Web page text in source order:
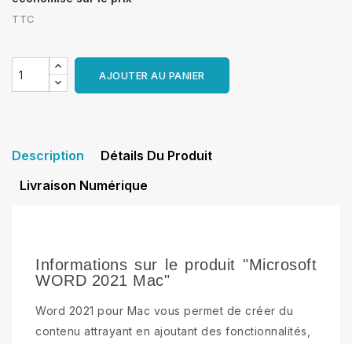
TTC
AJOUTER AU PANIER
Description
Détails Du Produit
Livraison Numérique
Informations sur le produit "Microsoft
WORD 2021 Mac"
Word 2021 pour Mac vous permet de créer du
contenu attrayant en ajoutant des fonctionnalités,